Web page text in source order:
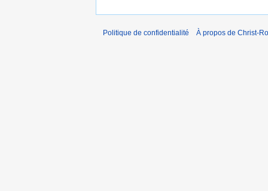
Politique de confidentialité À propos de Christ-